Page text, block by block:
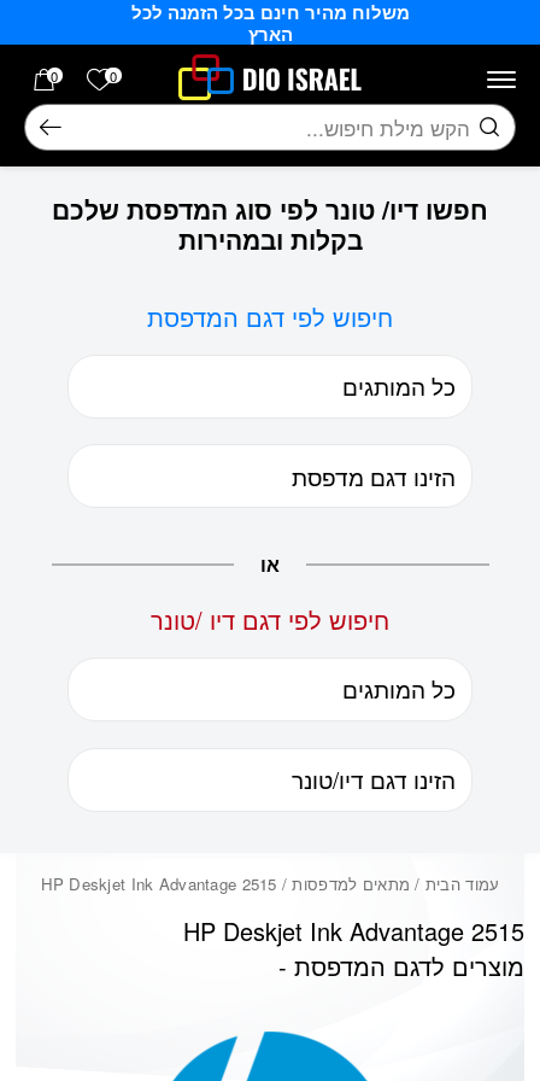
משלוח מהיר חינם בכל הזמנה לכל
הארץ
0 הרשימה
0
חיפוש
חפשו דיו/ טונר לפי סוג המדפסת שלכם
בקלות ובמהירות
חיפוש לפי דגם המדפסת
או
חיפוש לפי דגם דיו /טונר
עמוד הבית / מתאים למדפסות / HP Deskjet Ink Advantage 2515
HP Deskjet Ink Advantage 2515
מוצרים לדגם המדפסת -